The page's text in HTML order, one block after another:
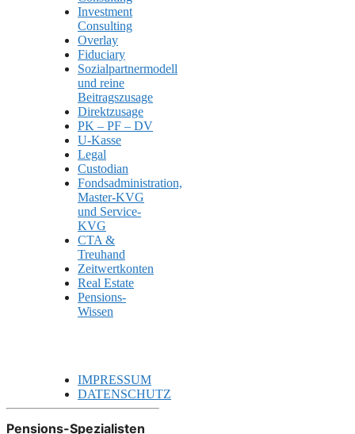
Investment
Consulting
Overlay
Fiduciary
Sozialpartnermodell
und reine
Beitragszusage
Direktzusage
PK – PF – DV
U-Kasse
Legal
Custodian
Fondsadministration,
Master-KVG
und Service-
KVG
CTA &
Treuhand
Zeitwertkonten
Real Estate
Pensions-
Wissen
IMPRESSUM
DATENSCHUTZ
Pensions-Spezialisten